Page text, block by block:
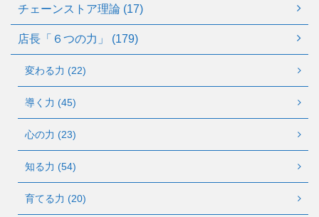
チェーンストア理論 (17)
店長「６つの力」 (179)
変わる力 (22)
導く力 (45)
心の力 (23)
知る力 (54)
育てる力 (20)